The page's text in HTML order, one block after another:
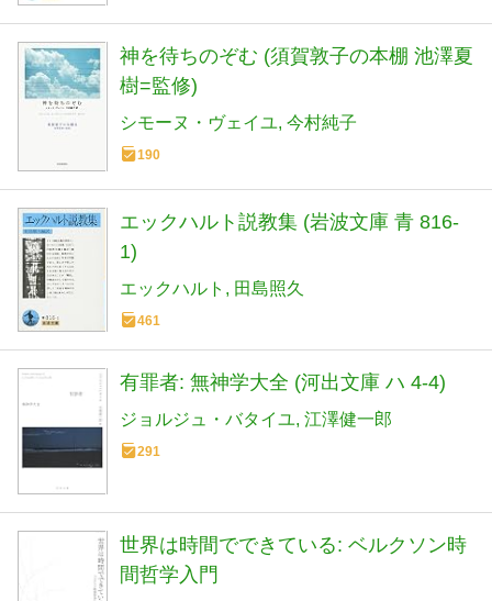
神を待ちのぞむ (須賀敦子の本棚 池澤夏
樹=監修)
シモーヌ・ヴェイユ 今村純子
190
エックハルト説教集 (岩波文庫 青 816-
1)
エックハルト 田島照久
461
有罪者: 無神学大全 (河出文庫 ハ 4-4)
ジョルジュ・バタイユ 江澤健一郎
291
世界は時間でできている: ベルクソン時
間哲学入門